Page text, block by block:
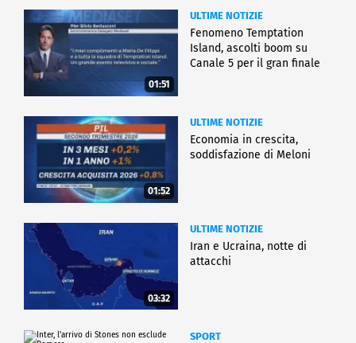
01:51
ULTIME NOTIZIE
Fenomeno Temptation
Island, ascolti boom su
Canale 5 per il gran finale
01:52
ULTIME NOTIZIE
Economia in crescita,
soddisfazione di Meloni
03:32
ULTIME NOTIZIE
Iran e Ucraina, notte di
attacchi
SPORT